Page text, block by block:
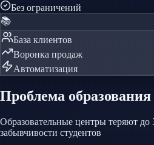
Без ограничений
📚
База клиентов
Воронка продаж
Автоматизация
Проблема образования
Образовательные центры теряют до
забывчивости студентов